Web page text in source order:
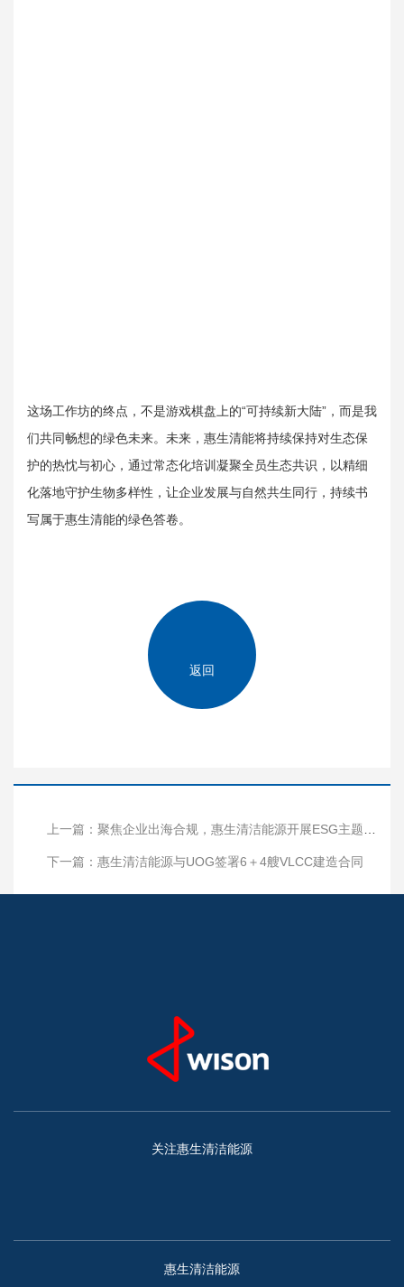
这场工作坊的终点，不是游戏棋盘上的“可持续新大陆”，而是我
们共同畅想的绿色未来。未来，惠生清能将持续保持对生态保
护的热忱与初心，通过常态化培训凝聚全员生态共识，以精细
化落地守护生物多样性，让企业发展与自然共生同行，持续书
写属于惠生清能的绿色答卷。
返回
下一篇：惠生清洁能源与UOG签署6＋4艘VLCC建造合同
关注惠生清洁能源
惠生清洁能源